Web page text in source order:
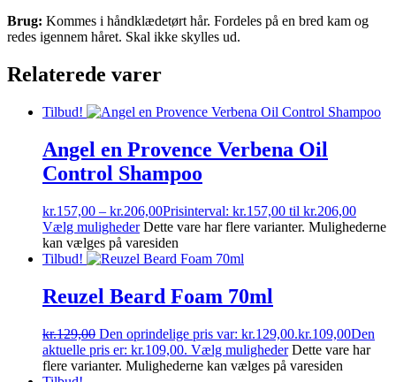
Brug: Kommes i håndklædetørt hår. Fordeles på en bred kam og
redes igennem håret. Skal ikke skylles ud.
Relaterede varer
Tilbud!
Angel en Provence Verbena Oil
Control Shampoo
kr.157,00 – kr.206,00Prisinterval: kr.157,00 til kr.206,00
Vælg muligheder Dette vare har flere varianter. Mulighederne
kan vælges på varesiden
Tilbud!
Reuzel Beard Foam 70ml
kr.129,00 Den oprindelige pris var: kr.129,00.kr.109,00Den
aktuelle pris er: kr.109,00. Vælg muligheder Dette vare har
flere varianter. Mulighederne kan vælges på varesiden